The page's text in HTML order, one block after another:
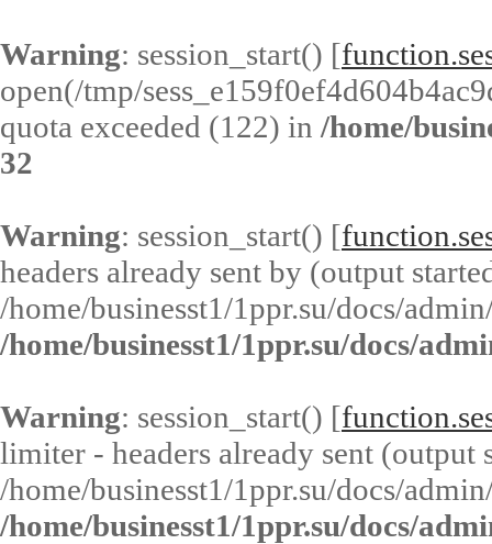
Warning: session_start() [
open(/tmp/
quota exceeded (122) in /home/
32
Warning: session_start() [
headers already sent by (output
/home/businesst1/1ppr.su/docs/
/home/businesst1/1ppr.su/docs/
Warning: session_start() [
limiter - headers already sent (output
/home/businesst1/1ppr.su/docs/
/home/businesst1/1ppr.su/docs/